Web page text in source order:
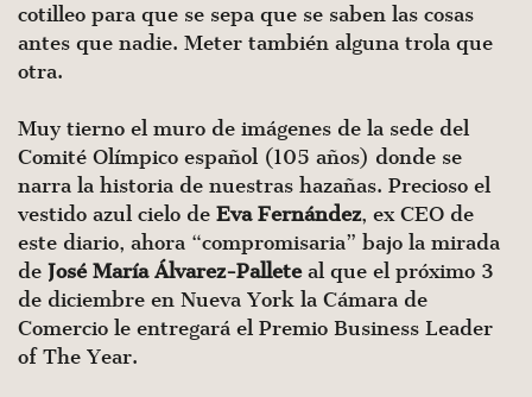
cotilleo para que se sepa que se saben las cosas
antes que nadie. Meter también alguna trola que
otra.
Muy tierno el muro de imágenes de la sede del
Comité Olímpico español (105 años) donde se
narra la historia de nuestras hazañas. Precioso el
vestido azul cielo de Eva Fernández, ex CEO de
este diario, ahora “compromisaria” bajo la mirada
de José María Álvarez-Palleteal que el próximo 3
de diciembre en Nueva York la Cámara de
Comercio le entregará el Premio Business Leader
of The Year.